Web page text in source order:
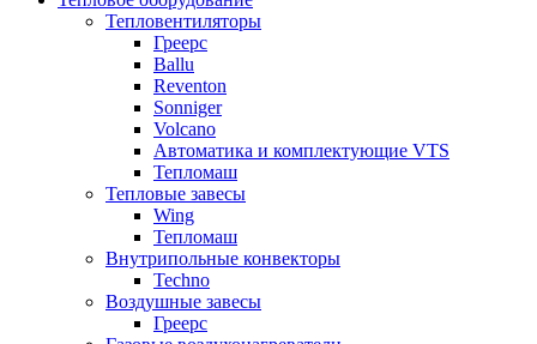
Тепловентиляторы
Греерс
Ballu
Reventon
Sonniger
Volcano
Автоматика и комплектующие VTS
Тепломаш
Тепловые завесы
Wing
Тепломаш
Внутрипольные конвекторы
Techno
Воздушные завесы
Греерс